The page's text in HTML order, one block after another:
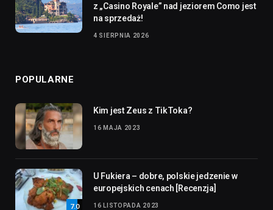
z „Casino Royale” nad jeziorem Como jest
na sprzedaż!
4 SIERPNIA 2026
POPULARNE
Kim jest Zeus z TikToka?
16 MAJA 2023
7.0
U Fukiera – dobre, polskie jedzenie w
europejskich cenach [Recenzja]
16 LISTOPADA 2023